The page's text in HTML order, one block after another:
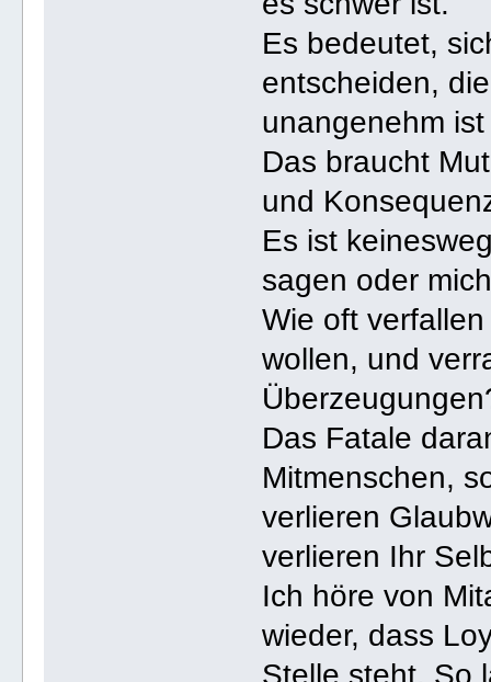
Es bedeutet,
entscheiden,
unangenehm
Das braucht
und
Es ist
sagen oder
Wie oft
wollen, und
Das Fatale
Mitmenschen,
verlieren
verlieren Ihr
Ich höre von
wieder, dass
Stelle steht. So